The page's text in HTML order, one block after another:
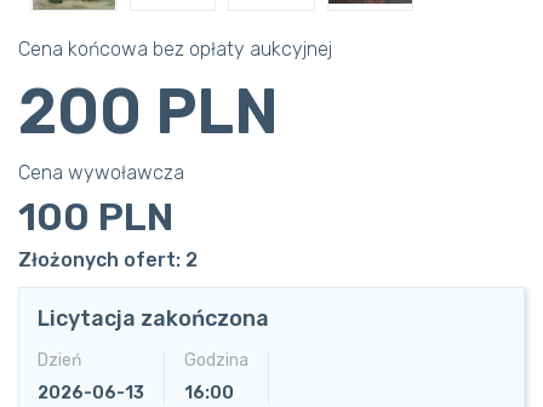
Cena końcowa bez opłaty aukcyjnej
200 PLN
Cena wywoławcza
100 PLN
Złożonych ofert: 2
Licytacja zakończona
Dzień
2026-06-13
Godzina
16:00